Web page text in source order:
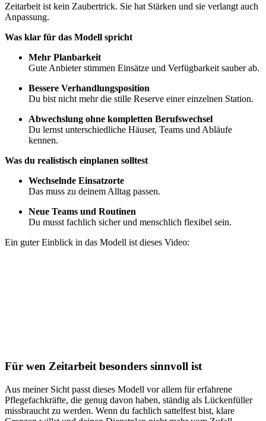
Zeitarbeit ist kein Zaubertrick. Sie hat Stärken und sie verlangt auch
Anpassung.
Was klar für das Modell spricht
Mehr Planbarkeit
Gute Anbieter stimmen Einsätze und Verfügbarkeit sauber ab.
Bessere Verhandlungsposition
Du bist nicht mehr die stille Reserve einer einzelnen Station.
Abwechslung ohne kompletten Berufswechsel
Du lernst unterschiedliche Häuser, Teams und Abläufe
kennen.
Was du realistisch einplanen solltest
Wechselnde Einsatzorte
Das muss zu deinem Alltag passen.
Neue Teams und Routinen
Du musst fachlich sicher und menschlich flexibel sein.
Ein guter Einblick in das Modell ist dieses Video:
Für wen Zeitarbeit besonders sinnvoll ist
Aus meiner Sicht passt dieses Modell vor allem für erfahrene
Pflegefachkräfte, die genug davon haben, ständig als Lückenfüller
missbraucht zu werden. Wenn du fachlich sattelfest bist, klare